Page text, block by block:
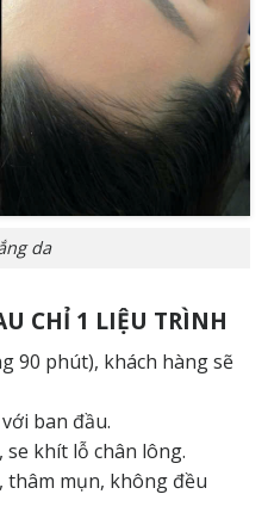
da
CHỈ 1 LIỆU TRÌNH
90 phút), khách hàng sẽ
ban đầu.
se khít lỗ chân lông.
thâm mụn, không đều